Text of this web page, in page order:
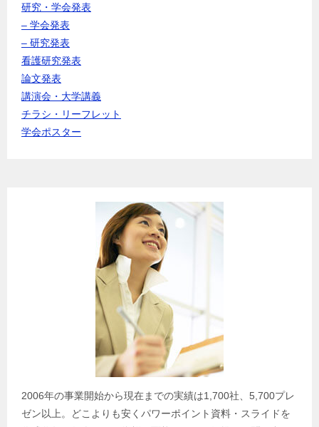
研究・学会発表
– 学会発表
– 研究発表
看護研究発表
論文発表
講演会・大学講義
チラシ・リーフレット
学会ポスター
2006年の事業開始から現在までの実績は1,700社、5,700プレ
ゼン以上。どこよりも安くパワーポイント資料・スライドを